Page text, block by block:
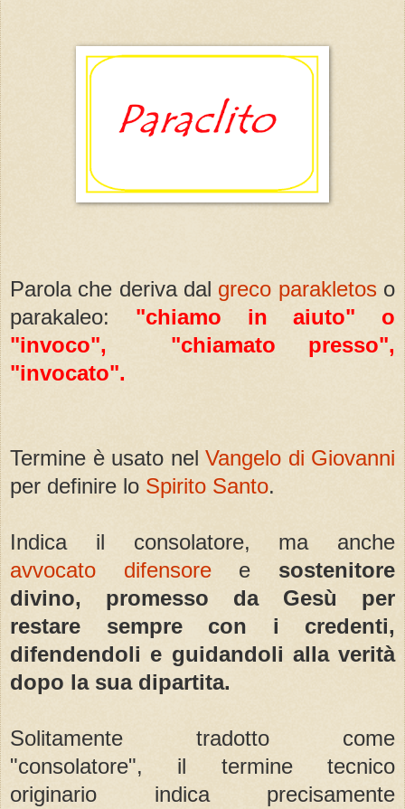
Parola che deriva dal greco parakletoso
parakaleo: "chiamo in aiuto" o
"invoco", "chiamato presso",
"invocato".
Termine è usato nel Vangelo di Giovanni
per definire lo Spirito Santo.
Indica il consolatore, ma anche
avvocato difensoree sostenitore
divino, promesso da Gesù per
restare sempre con i credenti,
difendendoli e guidandoli alla verità
dopo la sua dipartita.
Solitamente tradotto come
"consolatore", il termine tecnico
originario indica precisamente